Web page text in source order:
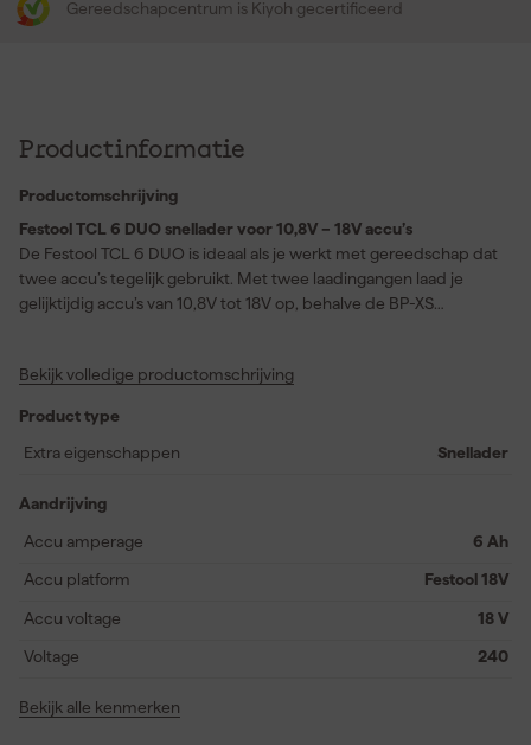
Gereedschapcentrum is Kiyoh gecertificeerd
Productinformatie
Productomschrijving
Festool TCL 6 DUO snellader voor 10,8V – 18V accu’s
De Festool TCL 6 DUO is ideaal als je werkt met gereedschap dat
twee accu’s tegelijk gebruikt. Met twee laadingangen laad je
gelijktijdig accu’s van 10,8V tot 18V op, behalve de BP-XS
laadstatus per accu, zodat je altijd zicht houdt op de voortgang.
wandbevestiging blijft je werkplek overzichtelijk. Deze lader is
vooral handig op de bouwplaats of in een servicevoertuig waar
Bekijk volledige productomschrijving
Product type
Extra eigenschappen
Snellader
Aandrijving
Accu amperage
6 Ah
Accu platform Festool 18V
Accu voltage 18 V
Voltage 240
Bekijk alle kenmerken